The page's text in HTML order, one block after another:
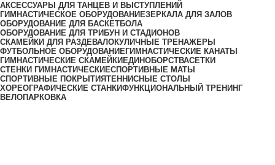
АКСЕССУАРЫ ДЛЯ ТАНЦЕВ И ВЫСТУПЛЕНИЙ
ГИМНАСТИЧЕСКОЕ ОБОРУДОВАНИЕЗЕРКАЛА ДЛЯ ЗАЛОВ
ОБОРУДОВАНИЕ ДЛЯ БАСКЕТБОЛА
ОБОРУДОВАНИЕ ДЛЯ ТРИБУН И СТАДИОНОВ
СКАМЕЙКИ ДЛЯ РАЗДЕВАЛОКУЛИЧНЫЕ ТРЕНАЖЕРЫ
ФУТБОЛЬНОЕ ОБОРУДОВАНИЕГИМНАСТИЧЕСКИЕ КАНАТЫ
ГИМНАСТИЧЕСКИЕ СКАМЕЙКИ ЕДИНОБОРСТВАСЕТКИ
СТЕНКИ ГИМНАСТИЧЕСКИЕСПОРТИВНЫЕ МАТЫ
СПОРТИВНЫЕ ПОКРЫТИЯТЕННИСНЫЕ СТОЛЫ
ХОРЕОГРАФИЧЕСКИЕ СТАНКИФУНКЦИОНАЛЬНЫЙ ТРЕНИНГ
ВЕЛОПАРКОВКА